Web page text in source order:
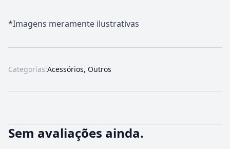
*Imagens meramente ilustrativas
Categorias:Acessórios, Outros
Sem avaliações ainda.